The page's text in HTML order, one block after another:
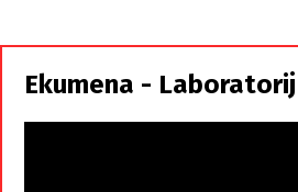
Srbi,
istorodna
braća
Ekumena -